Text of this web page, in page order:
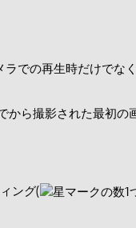
での再生時だけでな
から撮影された最初の
ング(